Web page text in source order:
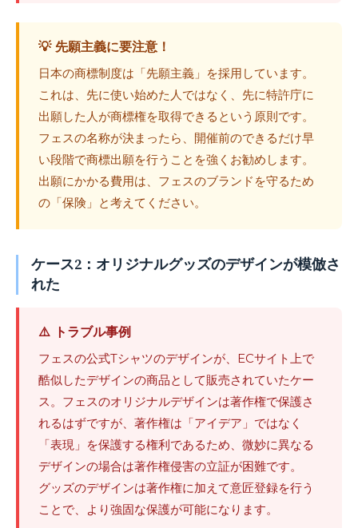
💡 先願主義に要注意！
日本の商標制度は「先願主義」を採用しています。
これは、先に使い始めた人ではなく、先に特許庁に
出願した人が商標権を取得できるという原則です。
フェスの名称が決まったら、開催前のできるだけ早
い段階で商標出願を行うことを強くお勧めします。
出願にかかる費用は、フェスのブランドを守るため
の「保険」と考えてください。
ケース2：オリジナルグッズのデザインが模倣さ
れた
⚠️ トラブル事例
フェスの公式Tシャツのデザインが、ECサイト上で
酷似したデザインの商品として販売されていたケー
ス。フェスのオリジナルデザインは著作権で保護さ
れるはずですが、著作権は「アイデア」ではなく
「表現」を保護する権利であるため、微妙に異なる
デザインの場合は著作権侵害の立証が困難です。
グッズのデザインは著作権に加えて意匠登録を行う
ことで、より強固な保護が可能になります。